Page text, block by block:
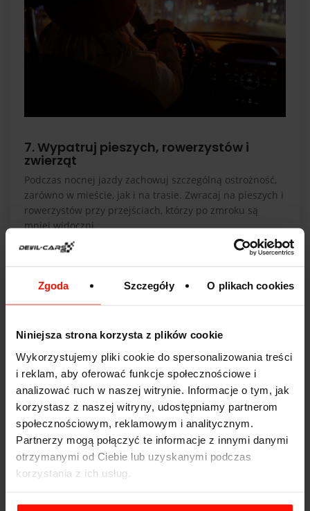
Zgoda Szczegóły O plikach cookies
Niniejsza strona korzysta z plików cookie
Wykorzystujemy pliki cookie do spersonalizowania treści
i reklam, aby oferować funkcje społecznościowe i
analizować ruch w naszej witrynie. Informacje o tym, jak
korzystasz z naszej witryny, udostępniamy partnerom
społecznościowym, reklamowym i analitycznym.
Partnerzy mogą połączyć te informacje z innymi danymi
otrzymanymi od Ciebie lub uzyskanymi podczas
korzystania z ich usług.
7. Wypatruj pieszych, rowerzystów i
zwierząt
Podczas nocnej jazdy zachowuj szczególną ostrożność,
zarówno w mieście, jak i na trasie. Zwracaj na pieszych i
rowerzystów przy przejściach, którzy po zmroku są
mniej widoczni.
Na trasie bądź czujny i obserwuj pobocza, zwłaszcza w
lub w razie potrzeby zatrzymaj się, czekając, aż zwierzę
8. Nie wsiadaj za kierownicę, gdy jesteś
zmęczony
Jazda po zmroku wiąże się z większym wysiłkiem dla
kierowcy, dlatego przed dłuższą podróżą ważne jest,
abyś był wyspany i wypoczęty. Staraj się zapewnić sobie
odpowiednią ilość snu i dobrze się odżywiać. W trakcie
jazdy rób regularne przerwy na kawę, krótki spacer,
skorzystanie z toalety i odświeżenie twarzy wodą.
Sprawdź również nasz poradnik na temat tego,jak nie
zasnąć za kierownicą.
9. Korzystaj z nawigacji i systemów